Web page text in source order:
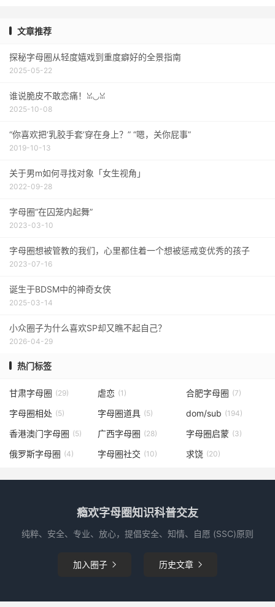
文章推荐
探秘字母圈从轻度嬉戏到重度癖好的全景指南
2025-05-22
谁说脆皮不敢恋痛！ꈍ◡ꈍ
2025-10-08
“你喜欢把‘乳胶手套’穿在身上？” “嗯，关你屁事”
2019-10-13
关于男m如何寻找对象「女生视角」
2022-09-28
字母圈“在囚笼内起舞”
2023-03-10
字母圈想被管教的我们，心里都住着一个想被惩戒变优秀的孩子
2023-07-16
诞生于BDSM中的神奇女侠
2025-03-14
小众圈子为什么喜欢SP却又瞧不起自己？
2026-04-29
热门标签
甘肃字母圈 (29) 虐恋 (1) 合肥字母圈 (7)
字母圈相处 (5) 字母圈道具 (5) dom/sub (194)
香港澳门字母圈 (5) 广西字母圈 (28) 字母圈启蒙 (3)
俄罗斯字母圈 (4) 字母圈社交 (10) 求饶 (20)
瘾欢字母圈知识科普交友
纯粹、安全、专业、放心，提倡安全、知情、自愿 (SSC)原则
加入圈子  历史文章 